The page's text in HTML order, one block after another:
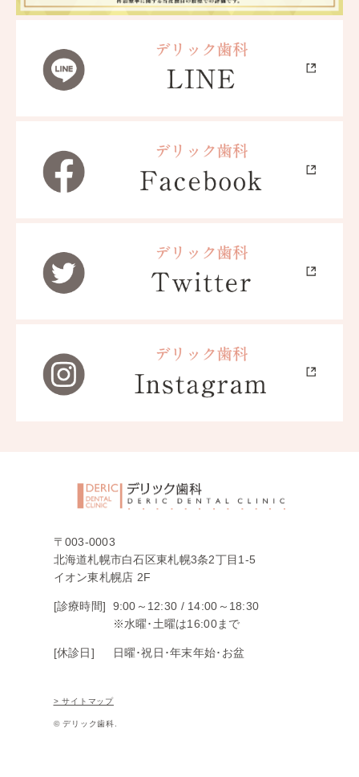
〒003-0003
北海道札幌市白石区東札幌3条2丁目1-5
イオン東札幌店 2F
[診療時間] 9:00～12:30 / 14:00～18:30
※水曜･土曜は16:00まで
[休診日] 日曜･祝日･年末年始･お盆
> サイトマップ
© デリック歯科.